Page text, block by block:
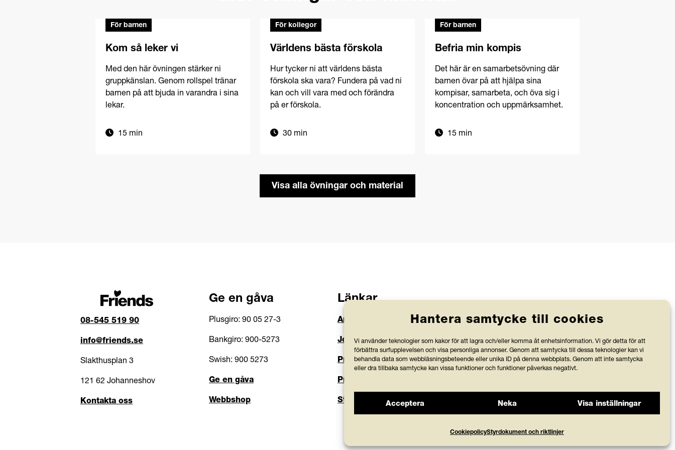
Hantera samtycke till cookies
Vi använder teknologier som kakor för att lagra och/eller komma åt enhetsinformation. Vi gör detta för att
förbättra surfupplevelsen och visa personliga annonser. Genom att samtycka till dessa teknologier kan vi
behandla data som webbläsningsbeteende eller unika ID på denna webbplats. Genom att inte samtycka
eller dra tillbaka samtycke kan vissa funktioner och funktioner påverkas negativt.
Acceptera Neka Visa inställningar
CookiepolicyStyrdokument och riktlinjer
För barnen
Kom så leker vi
Med den här övningen stärker ni
gruppkänslan. Genom rollspel tränar
barnen på att bjuda in varandra i sina
lekar.
15 min
För kollegor
Världens bästa förskola
Hur tycker ni att världens bästa
förskola ska vara? Fundera på vad ni
kan och vill vara med och förändra
på er förskola.
30 min
För barnen
Befria min kompis
Det här är en samarbetsövning där
barnen övar på att hjälpa sina
kompisar, samarbeta, och öva sig i
koncentration och uppmärksamhet.
15 min
Visa alla övningar och material
08-545 519 90
info@friends.se
Slakthusplan 3
121 62 Johanneshov
Kontakta oss
Ge en gåva
Plusgiro: 90 05 27-3
Bankgiro: 900-5273
Swish: 900 5273
Ge en gåva
Webbshop
Länkar
Anlita Friends
Jobba hos oss
Prenumerera på nyhetsbrev
Press och rapporter
Styrdokument och köpvillkor
Svensk Insamlingskontroll, vilka
bevakar att organisationer med 90-
konto använder minst 75 % av